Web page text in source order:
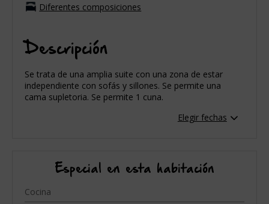
Diferentes composiciones
Descripción
Se trata de una amplia suite con una zona de estar
independiente con sofás y sillones. Se permite una
cama supletoria. Se permite 1 cuna.
Elegir fechas
Especial en esta habitación
Cocina